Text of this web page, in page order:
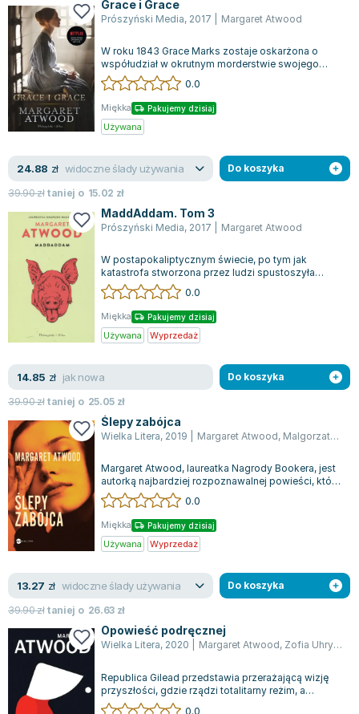
Grace i Grace
Prószyński Media, 2017 Margaret Atwood
W roku 1843 Grace Marks zostaje oskarżona o
współudział w okrutnym morderstwie swojego
pracodawcy oraz jego gospodyni. Skazana na...
0.0
Miękka Pakujemy dzisiaj
Używana
24.88 zł widoczne ślady używania
39.90złtaniej o 15.02 zł
Do koszyka
MaddAddam. Tom 3
Prószyński Media, 2017 Margaret Atwood
W postapokaliptycznym świecie, po tym jak
katastrofa stworzona przez ludzi spustoszyła
planetę, Toby, jedna z ocalałych, snuje opo...
0.0
Miękka Pakujemy dzisiaj
Używana Wyprzedaż
14.85 zł jak nowa
39.90złtaniej o 25.05 zł
Do koszyka
Ślepy zabójca
Wielka Litera, 2019 Margaret Atwood, Malgorzata Hesko-Kołodzińska
Margaret Atwood, laureatka Nagrody Bookera, jest
autorką najbardziej rozpoznawalnej powieści, którą
narratorka, Iris Chase, będąca...
0.0
Miękka Pakujemy dzisiaj
Używana Wyprzedaż
13.27 zł widoczne ślady używania
39.90złtaniej o 26.63 zł
Do koszyka
Opowieść podręcznej
Wielka Litera, 2020 Margaret Atwood, Zofia Uhrynowska-Hanasz
Republica Gilead przedstawia przerażającą wizję
przyszłości, gdzie rządzi totalitarny reżim, a
drakońskie zasady stają się normą....
0.0